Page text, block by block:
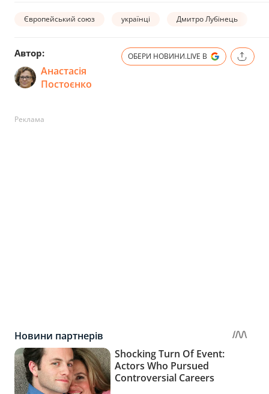
Європейський союз українці Дмитро Лубінець
Автор:
Анастасія
Постоєнко
ОБЕРИ НОВИНИ.LIVE В
Реклама